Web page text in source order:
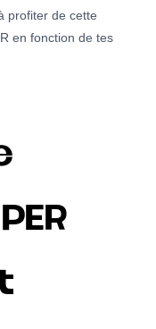
profiter de cette
en fonction de tes